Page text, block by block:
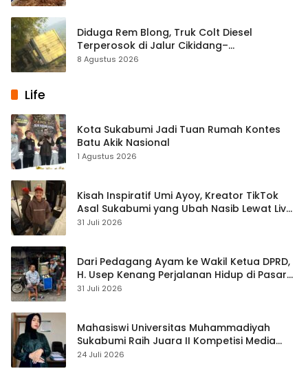
Diduga Rem Blong, Truk Colt Diesel
Terperosok di Jalur Cikidang–
Palabuhanratu
8 Agustus 2026
Life
Kota Sukabumi Jadi Tuan Rumah Kontes
Batu Akik Nasional
1 Agustus 2026
Kisah Inspiratif Umi Ayoy, Kreator TikTok
Asal Sukabumi yang Ubah Nasib Lewat Live
Streaming
31 Juli 2026
Dari Pedagang Ayam ke Wakil Ketua DPRD,
H. Usep Kenang Perjalanan Hidup di Pasar
Cisaat
31 Juli 2026
Mahasiswi Universitas Muhammadiyah
Sukabumi Raih Juara II Kompetisi Media
Pembelajaran Digital Tingkat Internasional
24 Juli 2026